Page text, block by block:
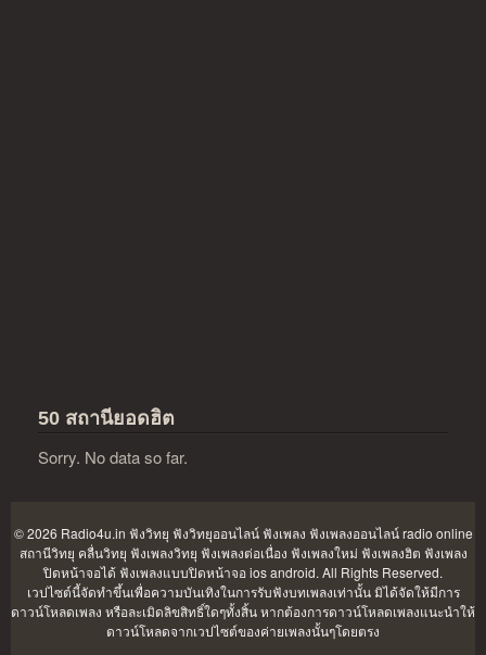
50 สถานียอดฮิต
Sorry. No data so far.
© 2026 Radio4u.in ฟังวิทยุ ฟังวิทยุออนไลน์ ฟังเพลง ฟังเพลงออนไลน์ radio online
สถานีวิทยุ คลื่นวิทยุ ฟังเพลงวิทยุ ฟังเพลงต่อเนื่อง ฟังเพลงใหม่ ฟังเพลงฮิต ฟังเพลง
ปิดหน้าจอได้ ฟังเพลงแบบปิดหน้าจอ ios android. All Rights Reserved.
เวปไซต์นี้จัดทำขึ้นเพื่อความบันเทิงในการรับฟังบทเพลงเท่านั้น มิได้จัดให้มีการ
ดาวน์โหลดเพลง หรือละเมิดลิขสิทธิ์ใดๆทั้งสิ้น หากต้องการดาวน์โหลดเพลงแนะนำให้
ดาวน์โหลดจากเวปไซต์ของค่ายเพลงนั้นๆโดยตรง